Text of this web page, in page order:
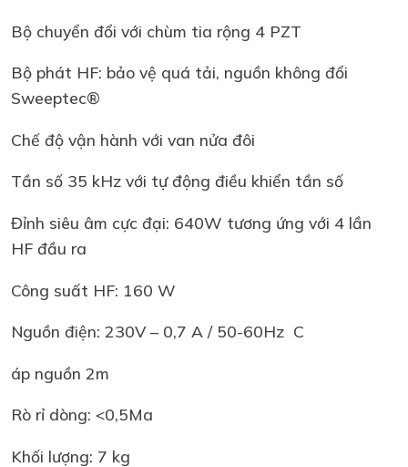
Bộ chuyển đổi với chùm tia rộng 4 PZT
Bộ phát HF: bảo vệ quá tải, nguồn không đổi
Sweeptec®
Chế độ vận hành với van nửa đôi
Tần số 35 kHz với tự động điều khiển tần số
Đỉnh siêu âm cực đại: 640W tương ứng với 4 lần
HF đầu ra
Công suất HF: 160 W
Nguồn điện: 230V – 0,7 A / 50-60Hz C
áp nguồn 2m
Rò rỉ dòng: <0,5Ma
Khối lượng: 7 kg